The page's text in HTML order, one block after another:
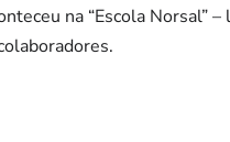
na “Escola Norsal”